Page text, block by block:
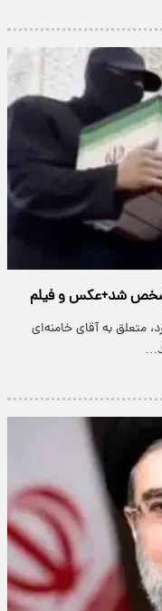
مشخص شد+عکس و فیلم
متعلق به آقای خامنه‌ای